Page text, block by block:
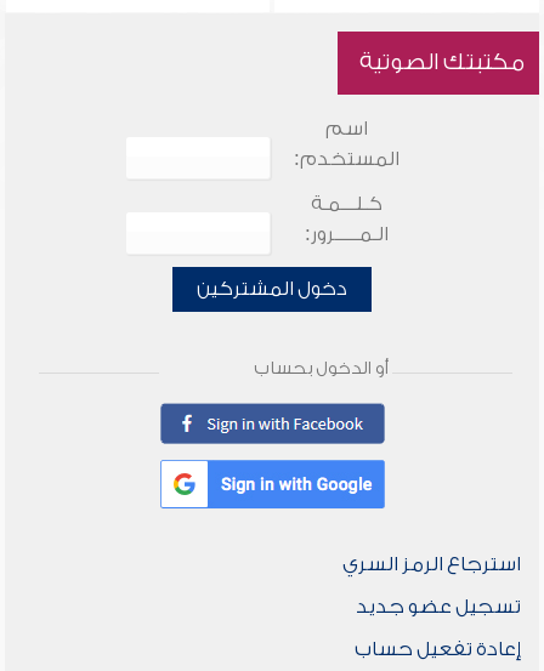
مكتبتك الصوتية
اسم
المستخدم:
كـلـــمـة
الـمـــــرور:
دخول المشتركين
أو الدخول بحساب
استرجاع الرمز السري
تسجيل عضو جديد
إعادة تفعيل حساب